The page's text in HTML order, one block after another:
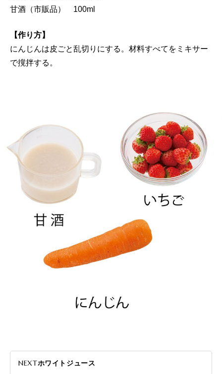
甘酒（市販品） 100ml
【作り方】
にんじんは皮ごと乱切りにする。材料すべてをミキサー
で撹拌する。
NEXTホワイトジュース